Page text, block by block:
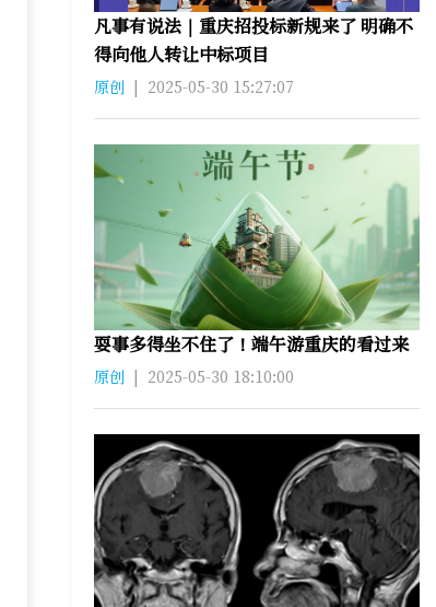
凡事有说法｜重庆招投标新规来了 明确不
得向他人转让中标项目
原创 | 2025-05-30 15:27:07
耍事多得坐不住了！端午游重庆的看过来
原创 | 2025-05-30 18:10:00